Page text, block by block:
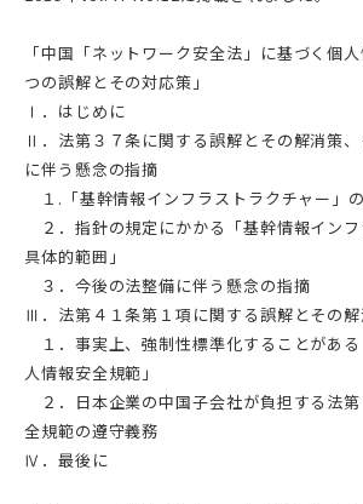
「中国「ネットワーク安全法」に基づく個
つの誤解とその対応策」
Ⅰ．はじめに
Ⅱ．法第３７条に関する誤解とその解消策
に伴う懸念の指摘
１.「基幹情報インフラストラクチャー」
２．指針の規定にかかる「基幹情報イン
具体的範囲」
３．今後の法整備に伴う懸念の指摘
Ⅲ．法第４１条第１項に関する誤解とその
１．事実上、強制性標準化することがあ
人情報安全規範」
２．日本企業の中国子会社が負担する法
全規範の遵守義務
Ⅳ．最後に